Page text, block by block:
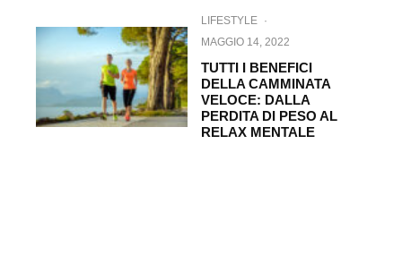
LIFESTYLE ·
MAGGIO 14, 2022
TUTTI I BENEFICI
DELLA CAMMINATA
VELOCE: DALLA
PERDITA DI PESO AL
RELAX MENTALE